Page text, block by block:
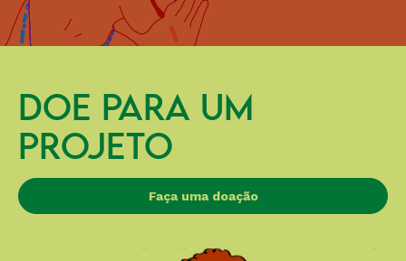
DOE PARA UM
PROJETO
Faça uma doação